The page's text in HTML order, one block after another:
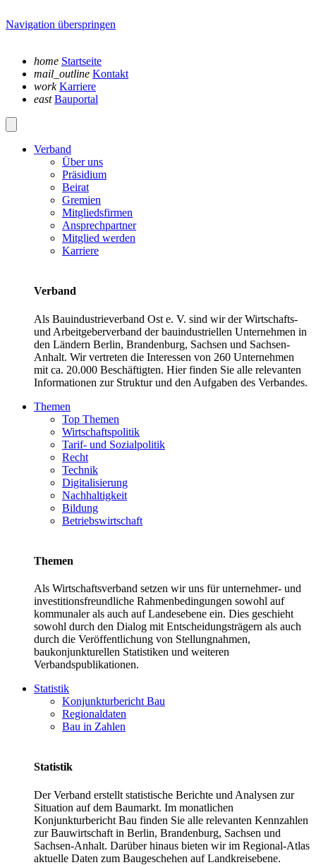
Navigation überspringen
home Startseite
mail_outline Kontakt
work Karriere
east Bauportal
Verband
Über uns
Präsidium
Beirat
Gremien
Mitgliedsfirmen
Ansprechpartner
Mitglied werden
Karriere
Verband
Als Bauindustrieverband Ost e. V. sind wir der Wirtschafts-
und Arbeitgeberverband der bauindustriellen Unternehmen in
den Ländern Berlin, Brandenburg, Sachsen und Sachsen-
Anhalt. Wir vertreten die Interessen von 260 Unternehmen
mit ca. 20.000 Beschäftigten. Hier finden Sie alle relevanten
Informationen zur Struktur und den Aufgaben des Verbandes.
Themen
Top Themen
Wirtschaftspolitik
Tarif- und Sozialpolitik
Recht
Technik
Digitalisierung
Nachhaltigkeit
Bildung
Betriebswirtschaft
Themen
Als Wirtschaftsverband setzen wir uns für unternehmer- und
investitionsfreundliche Rahmenbedingungen sowohl auf
kommunaler als auch auf Landesebene ein. Dies geschieht
sowohl durch den Dialog mit Entscheidungsträgern als auch
durch die Veröffentlichung von Stellungnahmen,
baukonjunkturellen Statistiken und weiteren
Verbandspublikationen.
Statistik
Konjunkturbericht Bau
Regionaldaten
Bau in Zahlen
Statistik
Der Verband erstellt statistische Berichte und Analysen zur
Situation auf dem Baumarkt. Im monatlichen
Konjunkturbericht Bau finden Sie alle relevanten Kennzahlen
zur Bauwirtschaft in Berlin, Brandenburg, Sachsen und
Sachsen-Anhalt. Darüber hinaus bieten wir im Regional-Atlas
aktuelle Daten zum Baugeschehen auf Landkreisebene.